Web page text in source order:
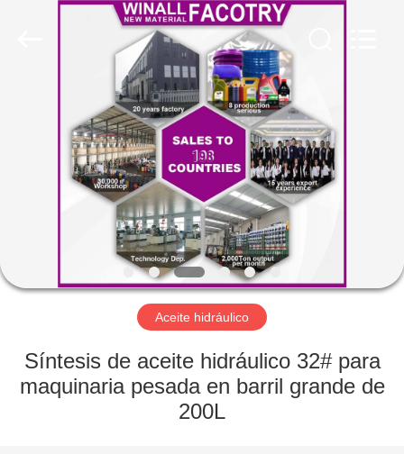
PRODUCTOS
NOSOTROS
VISITA
LA
FÁBRICA
Aceite hidráulico
Síntesis de aceite hidráulico 32# para
maquinaria pesada en barril grande de
200L